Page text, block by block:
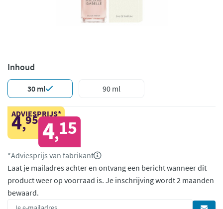
Inhoud
30 ml 90 ml
ADVIESPRIJS*
4,95 4,15
*Adviesprijs van fabrikant
Laat je mailadres achter en ontvang een bericht wanneer dit
product weer op voorraad is. Je inschrijving wordt 2 maanden
bewaard.